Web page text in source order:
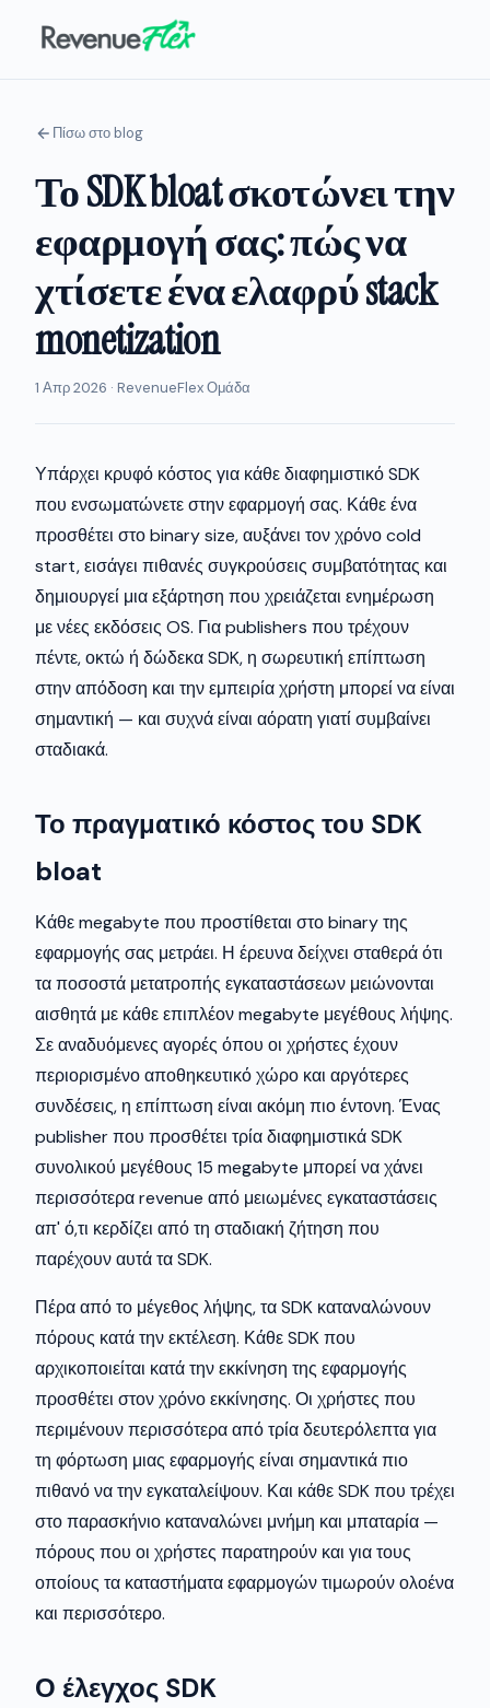
Πίσω στο blog
Το SDK bloat σκοτώνει την
εφαρμογή σας: πώς να
χτίσετε ένα ελαφρύ stack
monetization
1 Απρ 2026 · RevenueFlex Ομάδα
Υπάρχει κρυφό κόστος για κάθε διαφημιστικό SDK
που ενσωματώνετε στην εφαρμογή σας. Κάθε ένα
προσθέτει στο binary size, αυξάνει τον χρόνο cold
start, εισάγει πιθανές συγκρούσεις συμβατότητας και
δημιουργεί μια εξάρτηση που χρειάζεται ενημέρωση
με νέες εκδόσεις OS. Για publishers που τρέχουν
πέντε, οκτώ ή δώδεκα SDK, η σωρευτική επίπτωση
στην απόδοση και την εμπειρία χρήστη μπορεί να είναι
σημαντική — και συχνά είναι αόρατη γιατί συμβαίνει
σταδιακά.
Το πραγματικό κόστος του SDK
bloat
Κάθε megabyte που προστίθεται στο binary της
εφαρμογής σας μετράει. Η έρευνα δείχνει σταθερά ότι
τα ποσοστά μετατροπής εγκαταστάσεων μειώνονται
αισθητά με κάθε επιπλέον megabyte μεγέθους λήψης.
Σε αναδυόμενες αγορές όπου οι χρήστες έχουν
περιορισμένο αποθηκευτικό χώρο και αργότερες
συνδέσεις, η επίπτωση είναι ακόμη πιο έντονη. Ένας
publisher που προσθέτει τρία διαφημιστικά SDK
συνολικού μεγέθους 15 megabyte μπορεί να χάνει
περισσότερα revenue από μειωμένες εγκαταστάσεις
απ' ό,τι κερδίζει από τη σταδιακή ζήτηση που
παρέχουν αυτά τα SDK.
Πέρα από το μέγεθος λήψης, τα SDK καταναλώνουν
πόρους κατά την εκτέλεση. Κάθε SDK που
αρχικοποιείται κατά την εκκίνηση της εφαρμογής
προσθέτει στον χρόνο εκκίνησης. Οι χρήστες που
περιμένουν περισσότερα από τρία δευτερόλεπτα για
τη φόρτωση μιας εφαρμογής είναι σημαντικά πιο
πιθανό να την εγκαταλείψουν. Και κάθε SDK που τρέχει
στο παρασκήνιο καταναλώνει μνήμη και μπαταρία —
πόρους που οι χρήστες παρατηρούν και για τους
οποίους τα καταστήματα εφαρμογών τιμωρούν ολοένα
και περισσότερο.
Ο έλεγχος SDK